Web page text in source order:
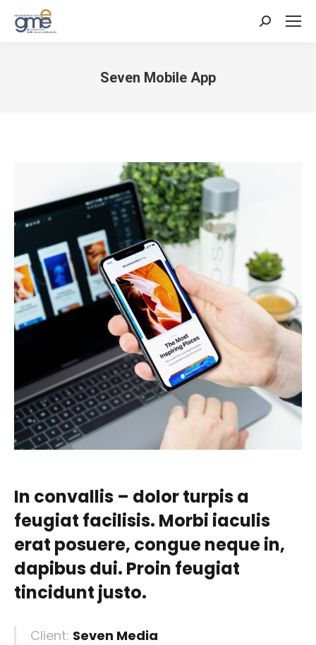
Cerca:
Seven Mobile App
In convallis – dolor turpis a
feugiat facilisis. Morbi iaculis
erat posuere, congue neque in,
dapibus dui. Proin feugiat
tincidunt justo.
Client: Seven Media